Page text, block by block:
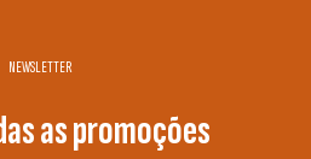
NEWSLETTER
as promoções